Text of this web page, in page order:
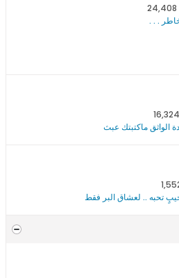
. . .
الواثق ماكتبتك عبث
تحبه .. لعشاق البر فقط